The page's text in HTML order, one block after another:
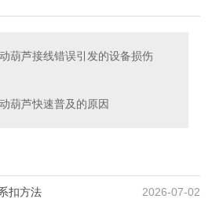
葫芦接线错误引发的设备损伤
葫芦快速普及的原因
2026-07-02
扣方法